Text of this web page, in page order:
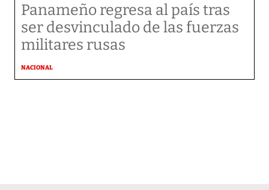
Panameño regresa al país tras
ser desvinculado de las fuerzas
militares rusas
NACIONAL